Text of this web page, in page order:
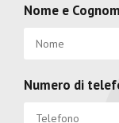
Nome e
Numero di